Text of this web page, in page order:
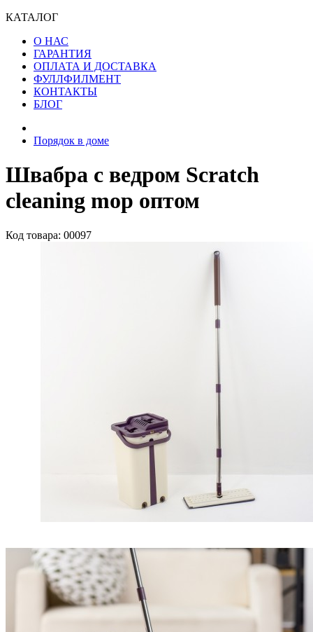
КАТАЛОГ
О НАС
ГАРАНТИЯ
ОПЛАТА И ДОСТАВКА
ФУЛЛФИЛМЕНТ
КОНТАКТЫ
БЛОГ
Порядок в доме
Швабра с ведром Scratch
cleaning mop оптом
Код товара: 00097